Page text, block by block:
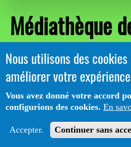
Médiathèque
Nous utilisons des
améliorer votre
Vous avez donné votre accord
configurions des cookies. En
Accepter. Continuer sans